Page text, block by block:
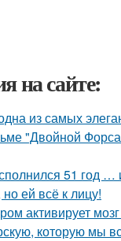
на сайте:
из самых
"Двойной
51 год …
ей всё к лицу!
активирует
которую мы